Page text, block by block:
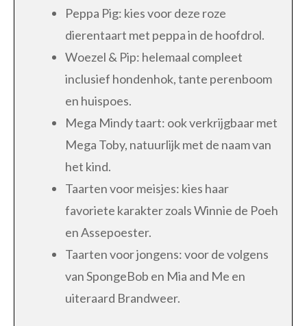
Peppa Pig: kies voor deze roze
dierentaart met peppa in de hoofdrol.
Woezel & Pip: helemaal compleet
inclusief hondenhok, tante perenboom
en huispoes.
Mega Mindy taart: ook verkrijgbaar met
Mega Toby, natuurlijk met de naam van
het kind.
Taarten voor meisjes: kies haar
favoriete karakter zoals Winnie de Poeh
en Assepoester.
Taarten voor jongens: voor de volgens
van SpongeBob en Mia and Me en
uiteraard Brandweer.